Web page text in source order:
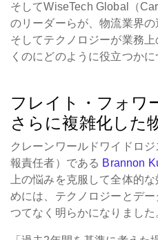
そしてWiseTech Global（
のリーダーらが、物流業界の
そしてテクノロジーが業務
くのにどのように役立つか
フレイト・フォワ
さらに複雑化し
クレーンワールドワイドロ
報責任者）である Brannon
上の悩みを克服して全体的
めには、テクノロジーとデ
つてなく明らかになりました